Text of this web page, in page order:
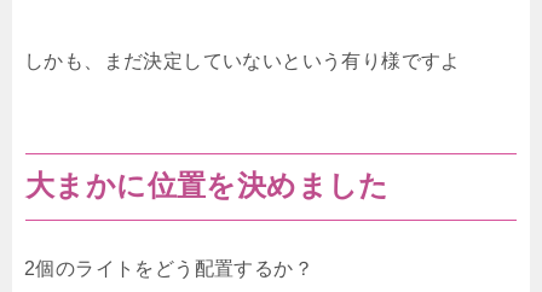
しかも、まだ決定していないという有り様ですよ
大まかに位置を決めました
2個のライトをどう配置するか？